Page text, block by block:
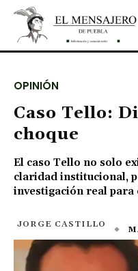
OPINIÓN
Caso Tello:
choque
El caso Tello no solo
claridad institucional,
investigación real para
JORGE CASTILLO